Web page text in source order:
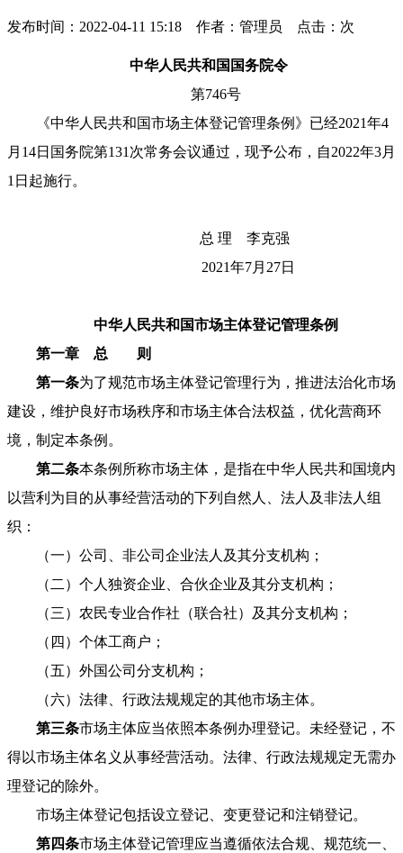
发布时间：2022-04-11 15:18 作者：管理员 点击： 次
中华人民共和国国务院令
第746号
《中华人民共和国市场主体登记管理条例》已经2021年4
月14日国务院第131次常务会议通过，现予公布，自2022年3月
1日起施行。
总 理 李克强
2021年7月27日
中华人民共和国市场主体登记管理条例
第一章 总 则
第一条为了规范市场主体登记管理行为，推进法治化市场
建设，维护良好市场秩序和市场主体合法权益，优化营商环
境，制定本条例。
第二条本条例所称市场主体，是指在中华人民共和国境内
以营利为目的从事经营活动的下列自然人、法人及非法人组
织：
（一）公司、非公司企业法人及其分支机构；
（二）个人独资企业、合伙企业及其分支机构；
（三）农民专业合作社（联合社）及其分支机构；
（四）个体工商户；
（五）外国公司分支机构；
（六）法律、行政法规规定的其他市场主体。
第三条市场主体应当依照本条例办理登记。未经登记，不
得以市场主体名义从事经营活动。法律、行政法规规定无需办
理登记的除外。
市场主体登记包括设立登记、变更登记和注销登记。
第四条市场主体登记管理应当遵循依法合规、规范统一、